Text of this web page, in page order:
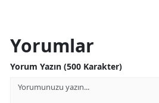
Yorumlar
Yorum Yazın (500 Karakter)